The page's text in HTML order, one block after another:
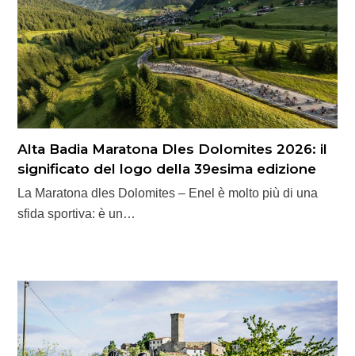
Alta Badia Maratona Dles Dolomites 2026: il
significato del logo della 39esima edizione
La Maratona dles Dolomites – Enel è molto più di una
sfida sportiva: è un…